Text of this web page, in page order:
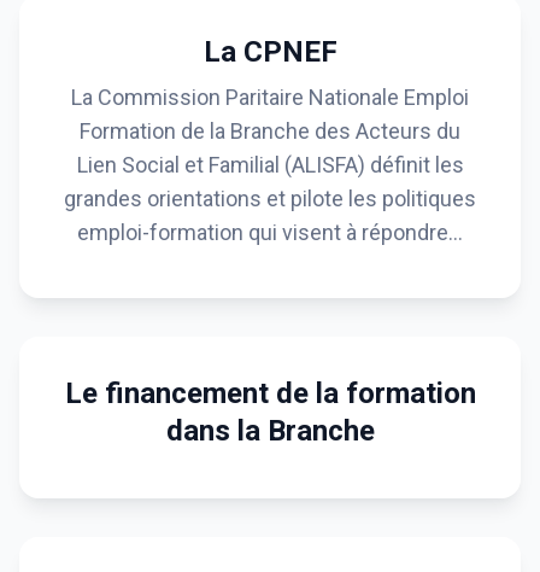
La CPNEF
La Commission Paritaire Nationale Emploi
Formation de la Branche des Acteurs du
Lien Social et Familial (ALISFA) définit les
grandes orientations et pilote les politiques
emploi-formation qui visent à répondre…
Le financement de la formation
dans la Branche